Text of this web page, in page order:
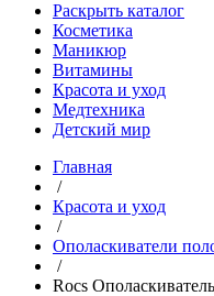
Раскрыть каталог
Косметика
Маникюр
Витамины
Красота и уход
Медтехника
Детский мир
Главная
/
Красота и уход
/
Ополаскиватели
/
Rocs